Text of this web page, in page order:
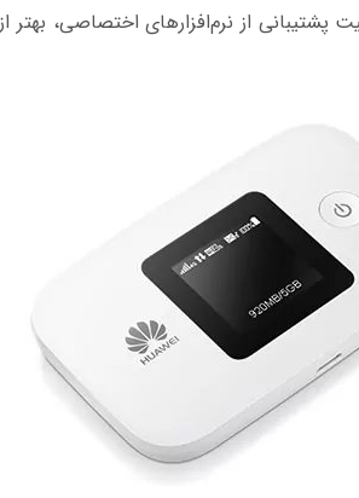
پشتیبانی از نرم‌افزارهای اختصاصی، بهتر